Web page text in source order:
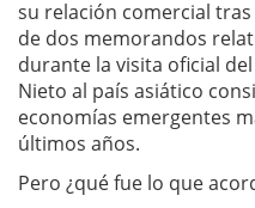
su relación comercial
de dos memorandos
durante la visita oficial
Nieto al país asiático
economías emergentes
últimos años.
Pero ¿qué fue lo que